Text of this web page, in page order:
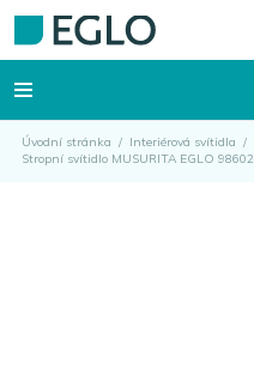
Úvodní stránka / Interiérová svítidla /
Stropní svítidlo MUSURITA EGLO 98602